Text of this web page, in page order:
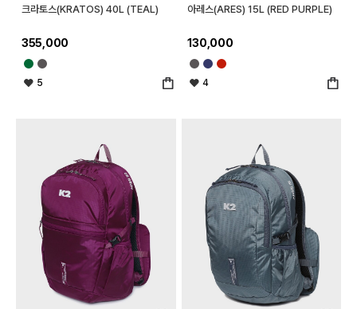
크라토스(KRATOS) 40L (TEAL)
355,000
5
아레스(ARES) 15L (RED PURPLE)
130,000
4